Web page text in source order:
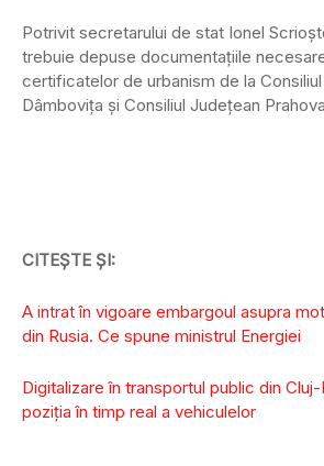
Potrivit secretarului de stat Ionel
trebuie depuse documentațiile
certificatelor de urbanism de la
Dâmbovița și Consiliul Județean
CITEȘTE ȘI:
A intrat în vigoare embargoul asupra
din Rusia. Ce spune ministrul Energiei
Digitalizare în transportul public din
poziția în timp real a vehiculelor